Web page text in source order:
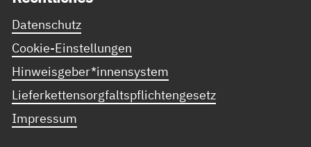
Datenschutz
Cookie-Einstellungen
Hinweisgeber*innensystem
Lieferkettensorgfaltspflichtengesetz
Impressum